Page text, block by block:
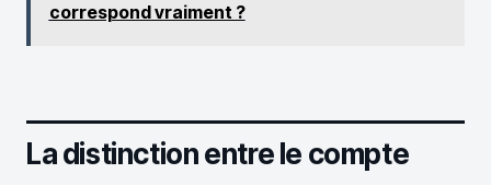
correspond vraiment ?
La distinction entre le compte